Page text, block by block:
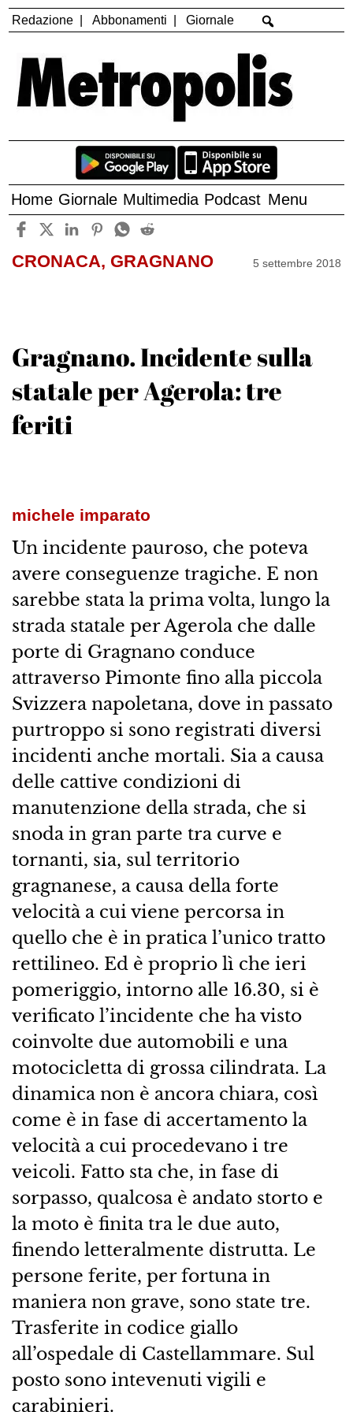
Redazione Abbonamenti Giornale
Home Giornale Multimedia Podcast Menu
CRONACA, GRAGNANO 5 settembre 2018
Gragnano. Incidente sulla
statale per Agerola: tre
feriti
michele imparato
Un incidente pauroso, che poteva
avere conseguenze tragiche. E non
sarebbe stata la prima volta, lungo la
strada statale per Agerola che dalle
porte di Gragnano conduce
attraverso Pimonte fino alla piccola
Svizzera napoletana, dove in passato
purtroppo si sono registrati diversi
incidenti anche mortali. Sia a causa
delle cattive condizioni di
manutenzione della strada, che si
snoda in gran parte tra curve e
tornanti, sia, sul territorio
gragnanese, a causa della forte
velocità a cui viene percorsa in
quello che è in pratica l’unico tratto
rettilineo. Ed è proprio lì che ieri
pomeriggio, intorno alle 16.30, si è
verificato l’incidente che ha visto
coinvolte due automobili e una
motocicletta di grossa cilindrata. La
dinamica non è ancora chiara, così
come è in fase di accertamento la
velocità a cui procedevano i tre
veicoli. Fatto sta che, in fase di
sorpasso, qualcosa è andato storto e
la moto è finita tra le due auto,
finendo letteralmente distrutta. Le
persone ferite, per fortuna in
maniera non grave, sono state tre.
Trasferite in codice giallo
all’ospedale di Castellammare. Sul
posto sono intevenuti vigili e
carabinieri.